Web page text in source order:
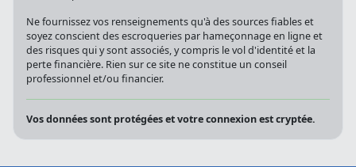
Ne fournissez vos renseignements qu'à des sources fiables et
soyez conscient des escroqueries par hameçonnage en ligne et
des risques qui y sont associés, y compris le vol d'identité et la
perte financière. Rien sur ce site ne constitue un conseil
professionnel et/ou financier.
Vos données sont protégées et votre connexion est cryptée.